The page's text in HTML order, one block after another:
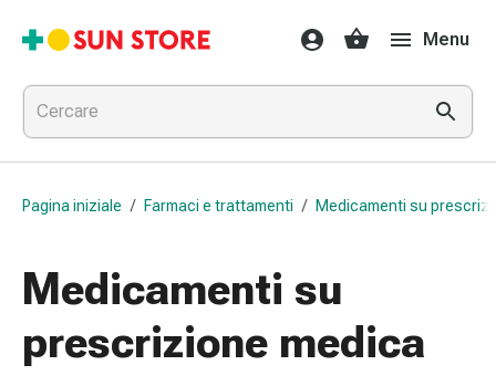
Farmaci
e
trattamenti
Raffreddore
e
influenza
per
Mal
gola
Menu
Pagina iniziale / Farmaci e trattamenti / Medicamenti su
Medicamenti su
prescrizione medica